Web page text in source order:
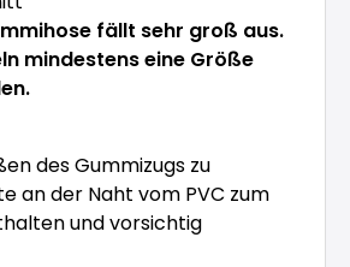
fällt sehr groß aus.
mindestens eine Größe
des Gummizugs zu
an der Naht vom PVC zum
und vorsichtig